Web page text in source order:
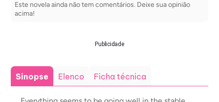
Este novela ainda não tem comentários. Deixe sua opinião
acima!
Publicidade
Sinopse Elenco Ficha técnica